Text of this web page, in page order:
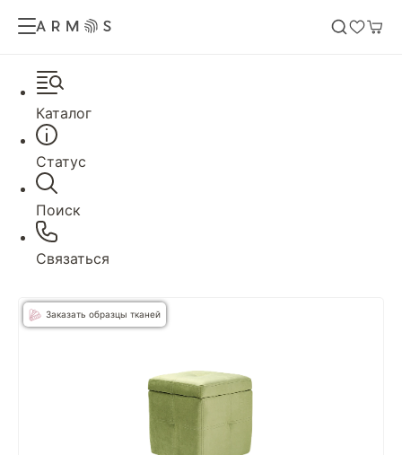
Каталог
Статус
Поиск
Связаться
Заказать образцы тканей